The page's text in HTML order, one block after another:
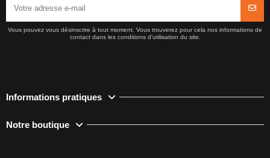
Vous pouvez vous désinscrire à tout moment. Vous trouverez pour cela nos informations de
contact dans les conditions d'utilisation du site.
Informations pratiques
Notre boutique